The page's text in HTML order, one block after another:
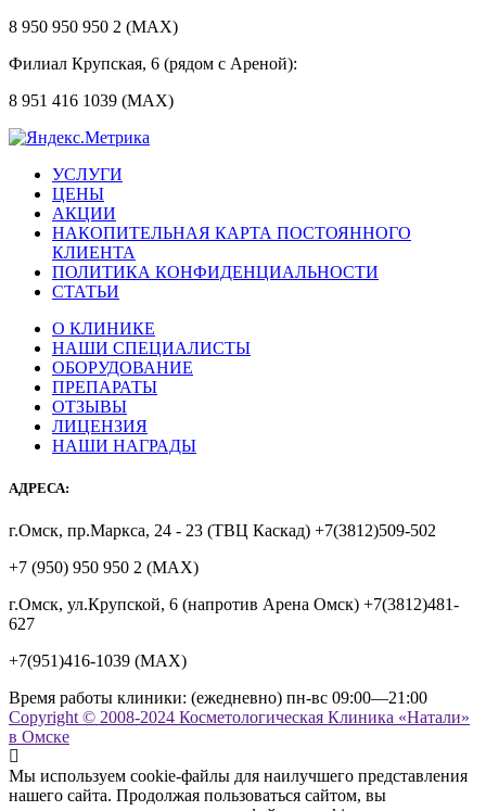
8 950 950 950 2 (MAX)
Филиал Крупская, 6 (рядом с Ареной):
8 951 416 1039 (MAX)
УСЛУГИ
ЦЕНЫ
АКЦИИ
НАКОПИТЕЛЬНАЯ КАРТА ПОСТОЯННОГО
КЛИЕНТА
ПОЛИТИКА КОНФИДЕНЦИАЛЬНОСТИ
СТАТЬИ
О КЛИНИКЕ
НАШИ СПЕЦИАЛИСТЫ
ОБОРУДОВАНИЕ
ПРЕПАРАТЫ
ОТЗЫВЫ
ЛИЦЕНЗИЯ
НАШИ НАГРАДЫ
АДРЕСА:
г.Омск, пр.Маркса, 24 - 23 (ТВЦ Каскад) +7(3812)509-502
+7 (950) 950 950 2 (MAX)
г.Омск, ул.Крупской, 6 (напротив Арена Омск) +7(3812)481-
627
+7(951)416-1039 (MAX)
Время работы клиники: (ежедневно) пн-вс 09:00—21:00
Copyright © 2008-2024 Косметологическая Клиника «Натали»
в Омске
Мы используем cookie-файлы для наилучшего представления
нашего сайта. Продолжая пользоваться сайтом, вы